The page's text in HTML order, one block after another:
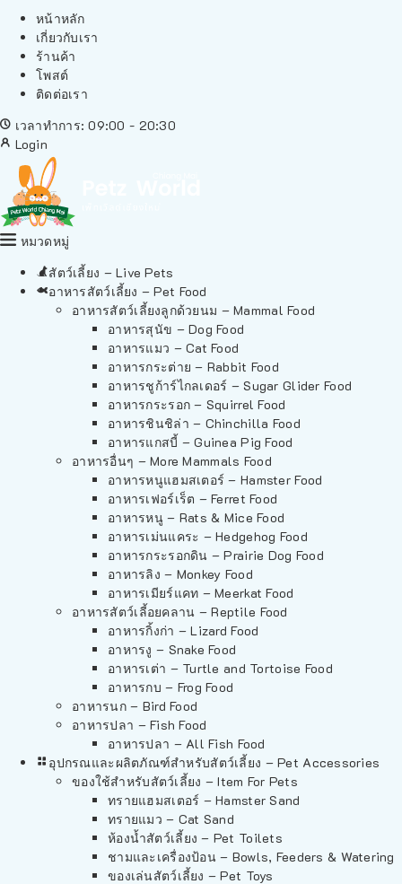
หน้าหลัก
เกี่ยวกับเรา
ร้านค้า
โพสต์
ติดต่อเรา
เวลาทำการ: 09:00 - 20:30
Login
หมวดหมู่
สัตว์เลี้ยง – Live Pets
อาหารสัตว์เลี้ยง – Pet Food
อาหารสัตว์เลี้ยงลูกด้วยนม – Mammal Food
อาหารสุนัข – Dog Food
อาหารแมว – Cat Food
อาหารกระต่าย – Rabbit Food
อาหารชูก้าร์ไกลเดอร์ – Sugar Glider Food
อาหารกระรอก – Squirrel Food
อาหารชินชิล่า – Chinchilla Food
อาหารแกสบี้ – Guinea Pig Food
อาหารอื่นๆ – More Mammals Food
อาหารหนูแฮมสเตอร์ – Hamster Food
อาหารเฟอร์เร็ต – Ferret Food
อาหารหนู – Rats & Mice Food
อาหารเม่นแคระ – Hedgehog Food
อาหารกระรอกดิน – Prairie Dog Food
อาหารลิง – Monkey Food
อาหารเมียร์แคท – Meerkat Food
อาหารสัตว์เลี้อยคลาน – Reptile Food
อาหารกิ้งก่า – Lizard Food
อาหารงู – Snake Food
อาหารเต่า – Turtle and Tortoise Food
อาหารกบ – Frog Food
อาหารนก – Bird Food
อาหารปลา – Fish Food
อาหารปลา – All Fish Food
อุปกรณและผลิตภัณฑ์สำหรับสัตว์เลี้ยง – Pet Accessories
ของใช้สำหรับสัตว์เลี้ยง – Item For Pets
ทรายแฮมสเตอร์ – Hamster Sand
ทรายแมว – Cat Sand
ห้องน้ำสัตว์เลี้ยง – Pet Toilets
ชามและเครื่องป้อน – Bowls, Feeders & Watering
ของเล่นสัตว์เลี้ยง – Pet Toys